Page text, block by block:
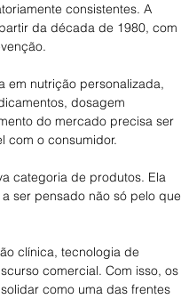
consistentes. A
da década de 1980, com
em nutrição personalizada,
dosagem
do mercado precisa ser
com o consumidor.
categoria de produtos. Ela
ser pensado não só pelo que
clínica, tecnologia de
comercial. Com isso, os
como uma das frentes